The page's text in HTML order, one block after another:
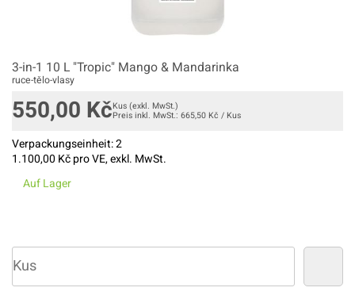
3-in-1 10 L "Tropic" Mango & Mandarinka
ruce-tělo-vlasy
550,00 KčKus (exkl. MwSt.)
Preis inkl. MwSt.: 665,50 Kč / Kus
Verpackungseinheit:2
1.100,00 Kč pro VE, exkl. MwSt.
Auf Lager